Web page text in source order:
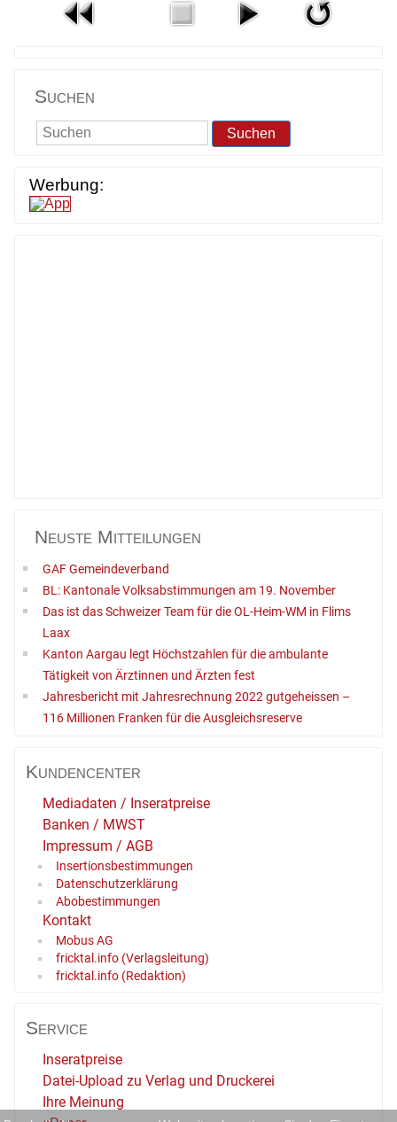
Suchen
Suchen
Werbung:
Neuste Mitteilungen
GAF Gemeindeverband
BL: Kantonale Volksabstimmungen am 19. November
Das ist das Schweizer Team für die OL-Heim-WM in Flims
Laax
Kanton Aargau legt Höchstzahlen für die ambulante
Tätigkeit von Ärztinnen und Ärzten fest
Jahresbericht mit Jahresrechnung 2022 gutgeheissen –
116 Millionen Franken für die Ausgleichsreserve
Kundencenter
Mediadaten / Inseratpreise
Banken / MWST
Impressum / AGB
Insertionsbestimmungen
Datenschutzerklärung
Abobestimmungen
Kontakt
Mobus AG
fricktal.info (Verlagsleitung)
fricktal.info (Redaktion)
Service
Inseratpreise
Datei-Upload zu Verlag und Druckerei
Ihre Meinung